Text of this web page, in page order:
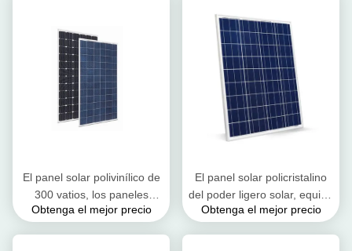
El panel solar polivinílico de
300 vatios, los paneles
solares residenciales del
Obtenga el mejor precio
El panel solar policristalino
del poder ligero solar, equipo
del panel solar de 12v 80w
Obtenga el mejor precio